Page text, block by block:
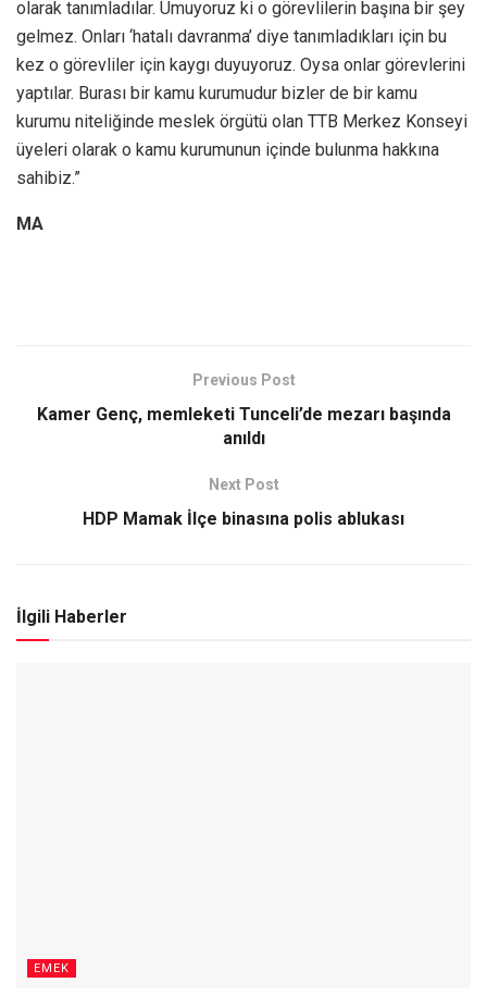
olarak tanımladılar. Umuyoruz ki o görevlilerin başına bir şey
gelmez. Onları ‘hatalı davranma’ diye tanımladıkları için bu
kez o görevliler için kaygı duyuyoruz. Oysa onlar görevlerini
yaptılar. Burası bir kamu kurumudur bizler de bir kamu
kurumu niteliğinde meslek örgütü olan TTB Merkez Konseyi
üyeleri olarak o kamu kurumunun içinde bulunma hakkına
sahibiz.”
MA
Previous Post
Kamer Genç, memleketi Tunceli’de mezarı başında
anıldı
Next Post
HDP Mamak İlçe binasına polis ablukası
İlgili Haberler
EMEK